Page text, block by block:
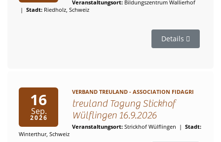
Veranstaltungsort: Bildungszentrum Wallierhof
| Stadt: Riedholz, Schweiz
Details
16
Sep.
2026
VERBAND TREULAND - ASSOCIATION FIDAGRI
treuland Tagung Stickhof
Wülflingen 16.9.2026
Veranstaltungsort: Strickhof Wülflingen | Stadt:
Winterthur, Schweiz